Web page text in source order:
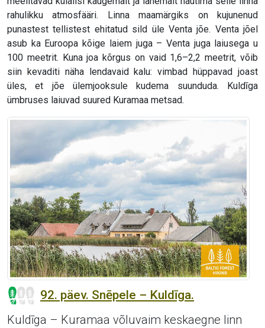
rahulikku atmosfääri. Linna maamärgiks on kujunenud
punastest tellistest ehitatud sild üle Venta jõe. Venta jõel
asub ka Euroopa kõige laiem juga – Venta juga laiusega u
100 meetrit. Kuna joa kõrgus on vaid 1,6–2,2 meetrit, võib
siin kevaditi näha lendavaid kalu: vimbad hüppavad joast
üles, et jõe ülemjooksule kudema suunduda. Kuldīga
ümbruses laiuvad suured Kuramaa metsad.
92. päev. Snēpele – Kuldīga.
Kuldīga – Kuramaa võluvaim keskaegne linn